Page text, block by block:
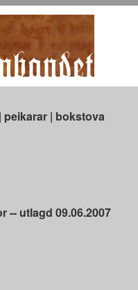
peikarar| bokstova
-- utlagd 09.06.2007